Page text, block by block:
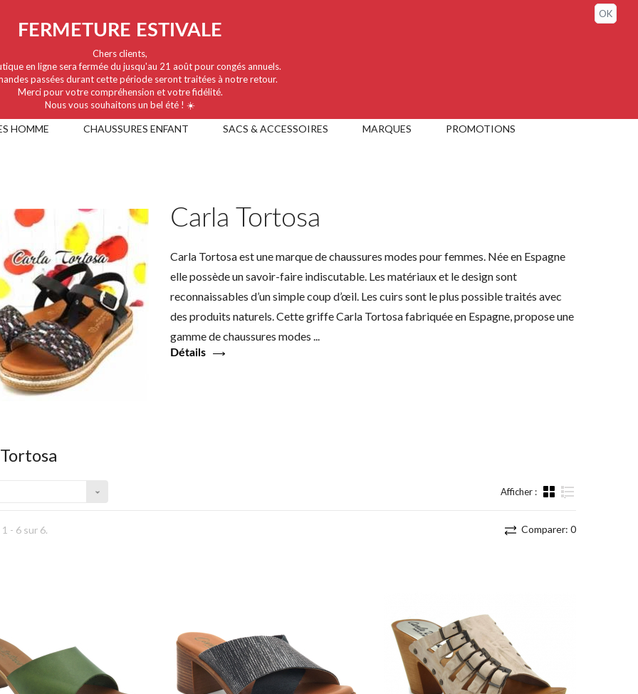
HOMME CHAUSSURES ENFANT SACS & ACCESSOIRES MARQUES PROMOTIONS
FERMETURE ESTIVALE
Chers clients,
en ligne sera fermée du jusqu'au 21 août pour congés annuels.
passées durant cette période seront traitées à notre retour.
Merci pour votre compréhension et votre fidélité.
Nous vous souhaitons un bel été ! ☀️
OK
Carla Tortosa
Carla Tortosa est une marque de chaussures modes pour femmes. Née en Espagne
elle possède unsavoir-faire indiscutable. Les matériaux et le designsont
reconnaissables d’un simple coup d’œil. Les cuirs sont le plus possible traités avec
des produits naturels. Cette griffe Carla Tortosa fabriquée en Espagne, propose une
gamme de chaussures modes ...
Détails
Afficher :
Liste
Comparer: 0
- 6 sur 6.